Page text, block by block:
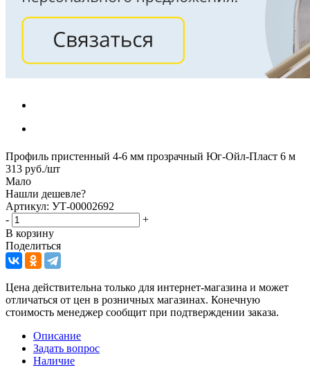
Профиль пристенный 4-6 мм прозрачный Юг-Ойл-Пласт 6 м
313 руб./шт
Мало
Нашли дешевле?
Артикул: УТ-00002692
-
+
В корзину
Поделиться
Цена действительна только для интернет-магазина и может
отличаться от цен в розничных магазинах. Конечную
стоимость менеджер сообщит при подтверждении заказа.
Описание
Задать вопрос
Наличие